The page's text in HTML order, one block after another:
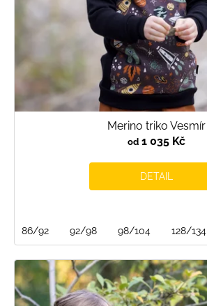
Merino triko Vesmír
od1 035 Kč
DETAIL
86/92 92/98 98/104 128/134